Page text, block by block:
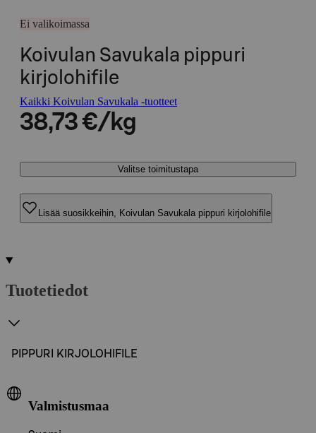
Ei valikoimassa
Koivulan Savukala pippuri
kirjolohifile
Kaikki Koivulan Savukala -tuotteet
38,73 €/kg
Valitse toimitustapa
Lisää suosikkeihin, Koivulan Savukala pippuri kirjolohifile
Tuotetiedot
PIPPURI KIRJOLOHIFILE
Valmistusmaa